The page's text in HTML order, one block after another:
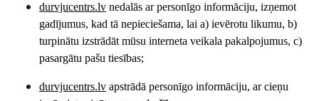
durvjucentrs.lv nedalās ar personīgo informāciju, izņemot
gadījumus, kad tā nepieciešama, lai a) ievērotu likumu, b)
turpinātu izstrādāt mūsu interneta veikala pakalpojumus, c)
pasargātu pašu tiesības;
durvjucentrs.lv apstrādā personīgo informāciju, ar cieņu